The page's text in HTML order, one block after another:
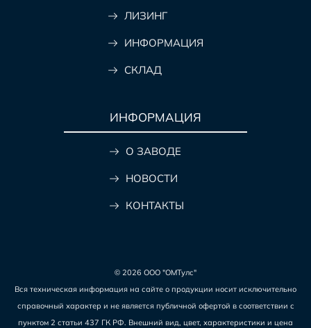
ЛИЗИНГ
ИНФОРМАЦИЯ
СКЛАД
ИНФОРМАЦИЯ
О ЗАВОДЕ
НОВОСТИ
КОНТАКТЫ
© 2026 ООО "ОМТулс"
Вся техническая информация на сайте о продукции носит исключительно
справочный характер и не является публичной офертой в соответствии с
пунктом 2 статьи 437 ГК РФ. Внешний вид, цвет, характеристики и цена